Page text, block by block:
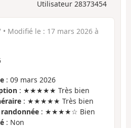
Utilisateur 28373454
• Modifié le : 17 mars 2026 à
: 09 mars 2026
: ★★★★★ Très bien
: ★★★★★ Très bien
: ★★★★☆ Bien
: Non